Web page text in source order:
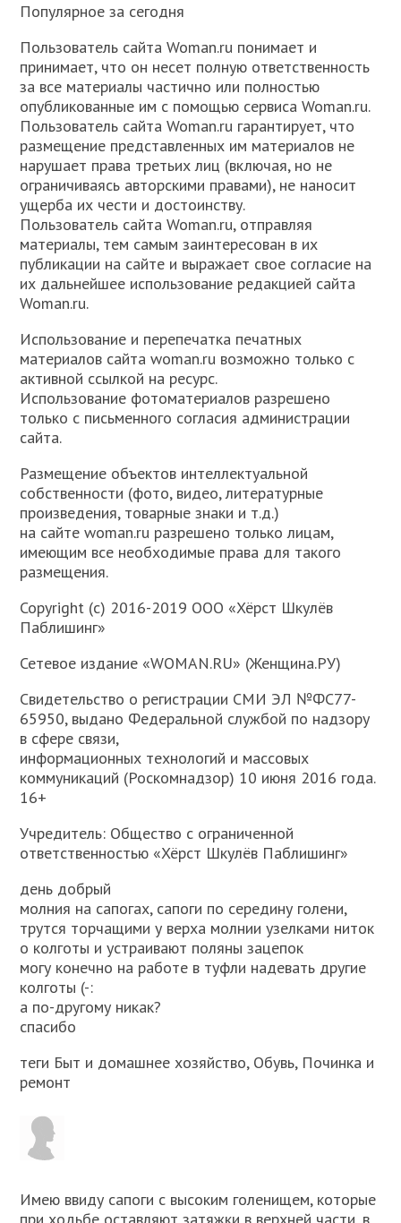
Популярное за сегодня
Пользователь сайта Woman.ru понимает и
принимает, что он несет полную ответственность
за все материалы частично или полностью
опубликованные им с помощью сервиса Woman.ru.
Пользователь сайта Woman.ru гарантирует, что
размещение представленных им материалов не
нарушает права третьих лиц (включая, но не
ограничиваясь авторскими правами), не наносит
ущерба их чести и достоинству.
Пользователь сайта Woman.ru, отправляя
материалы, тем самым заинтересован в их
публикации на сайте и выражает свое согласие на
их дальнейшее использование редакцией сайта
Woman.ru.
Использование и перепечатка печатных
материалов сайта woman.ru возможно только с
активной ссылкой на ресурс.
Использование фотоматериалов разрешено
только с письменного согласия администрации
сайта.
Размещение объектов интеллектуальной
собственности (фото, видео, литературные
произведения, товарные знаки и т.д.)
на сайте woman.ru разрешено только лицам,
имеющим все необходимые права для такого
размещения.
Copyright (с) 2016-2019 ООО «Хёрст Шкулёв
Паблишинг»
Сетевое издание «WOMAN.RU» (Женщина.РУ)
Свидетельство о регистрации СМИ ЭЛ №ФС77-
65950, выдано Федеральной службой по надзору
в сфере связи,
информационных технологий и массовых
коммуникаций (Роскомнадзор) 10 июня 2016 года.
16+
Учредитель: Общество с ограниченной
ответственностью «Хёрст Шкулёв Паблишинг»
день добрый
молния на сапогах, сапоги по середину голени,
трутся торчащими у верха молнии узелками ниток
о колготы и устраивают поляны зацепок
могу конечно на работе в туфли надевать другие
колготы (-:
а по-другому никак?
спасибо
теги Быт и домашнее хозяйство, Обувь, Починка и
ремонт
Имею ввиду сапоги с высоким голенищем, которые